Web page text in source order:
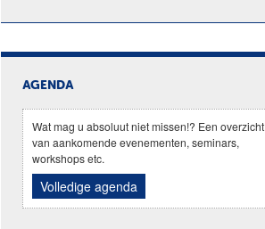
AGENDA
Wat mag u absoluut niet missen!? Een overzicht
van aankomende evenementen, seminars,
workshops etc.
Volledige agenda